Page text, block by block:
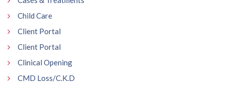
Child Care
Client Portal
Client Portal
Clinical Opening
CMD Loss/C.K.D